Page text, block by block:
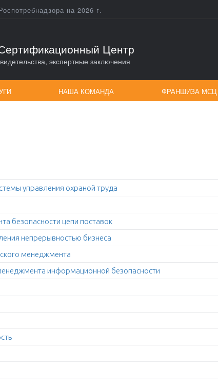
на 2026 г.
Центр
экспертные заключения
НАША КОМАНДА ФРАНШИЗА МСЦ
управления охраной труда
безопасности цепи поставок
непрерывностью бизнеса
менеджмента
информационной безопасности